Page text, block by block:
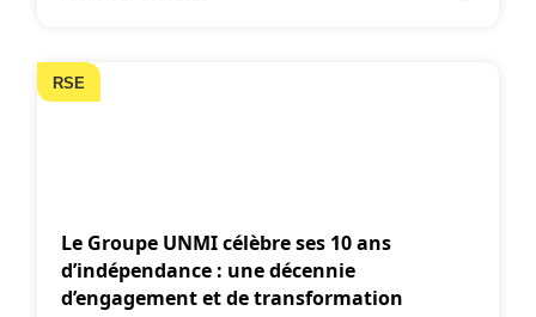
RSE
Le Groupe UNMI célèbre ses 10 ans
d’indépendance : une décennie
d’engagement et de transformation